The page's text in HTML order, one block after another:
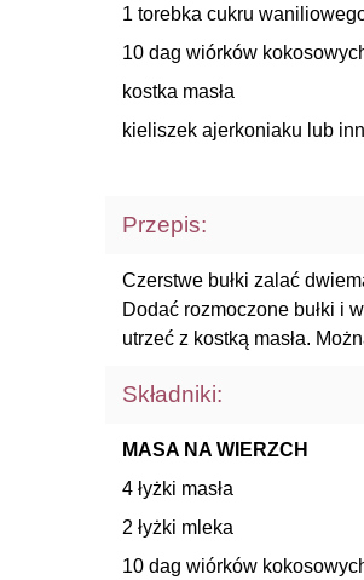
1 torebka cukru
10 dag wiórków
kostka masła
kieliszek ajerkoniaku lub
Przepis:
Czerstwe bułki zalać
Dodać rozmoczone bułki i
utrzeć z kostką masła.
Składniki:
MASA NA WIERZCH
4 łyżki masła
2 łyżki mleka
10 dag wiórków